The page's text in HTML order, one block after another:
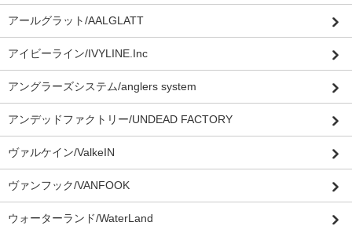
アールグラット/AALGLATT
アイビーライン/IVYLINE.Inc
アングラーズシステム/anglers system
アンデッドファクトリー/UNDEAD FACTORY
ヴァルケイン/ValkeIN
ヴァンフック/VANFOOK
ウォーターランド/WaterLand